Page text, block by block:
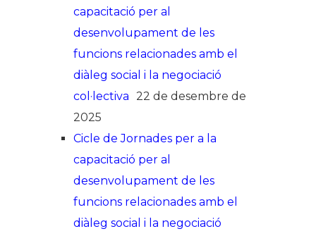
capacitació per al
desenvolupament de les
funcions relacionades amb el
diàleg social i la negociació
col·lectiva 22 de desembre de
2025
Cicle de Jornades per a la
capacitació per al
desenvolupament de les
funcions relacionades amb el
diàleg social i la negociació